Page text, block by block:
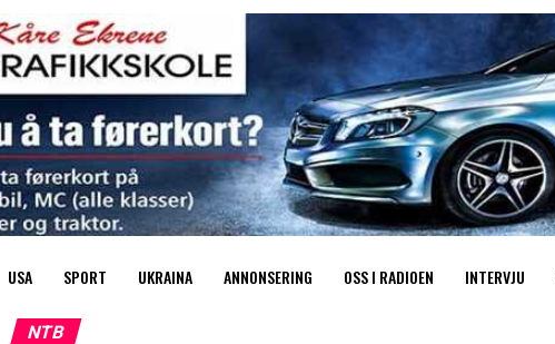
USA SPORT UKRAINA ANNONSERING OSS I RADIOEN INTERVJU
NTB